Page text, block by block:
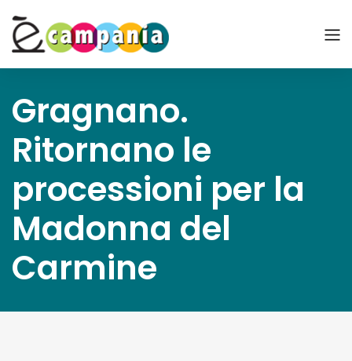
Gragnano.
Ritornano le
processioni per la
Madonna del
Carmine